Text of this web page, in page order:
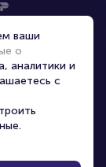
ваши
о
аналитики и
с